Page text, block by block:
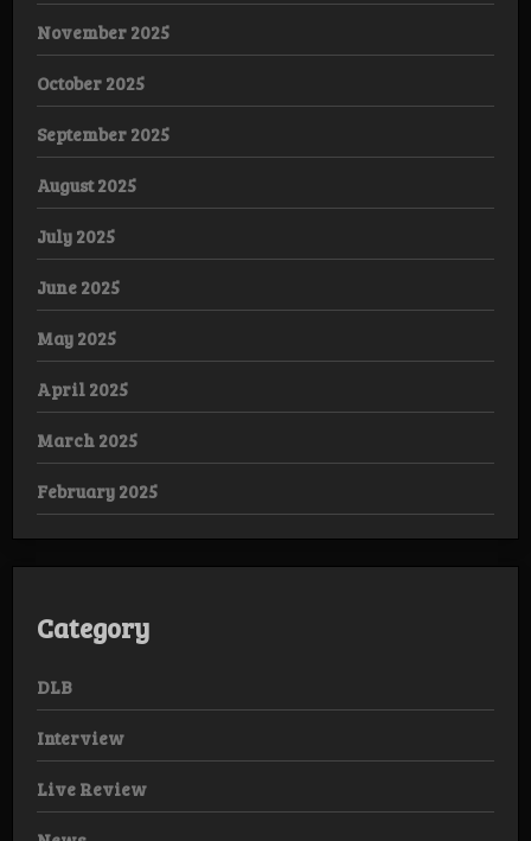
November 2025
October 2025
September 2025
August 2025
July 2025
June 2025
May 2025
April 2025
March 2025
February 2025
Category
DLB
Interview
Live Review